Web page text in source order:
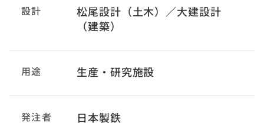
設計
松尾設計（土木）／大建設計
（建築）
用途 生産・研究施設
発注者 日本製鉄